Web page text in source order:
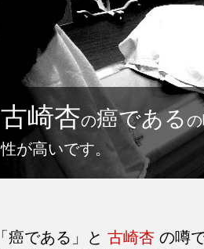
古崎杏の癌である
性が高いです。
「癌である」と 古崎杏 の噂